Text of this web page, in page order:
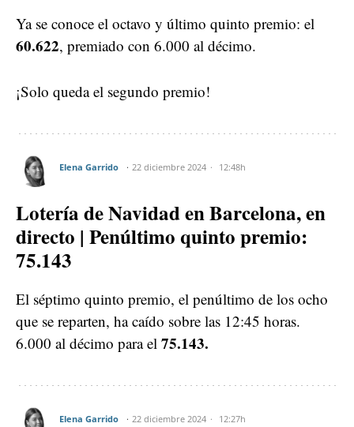
Ya se conoce el octavo y último quinto premio: el
60.622, premiado con 6.000 al décimo.
¡Solo queda el segundo premio!
Elena Garrido 22 diciembre 2024 12:48h
Lotería de Navidad en Barcelona, en
directo | Penúltimo quinto premio:
75.143
El séptimo quinto premio, el penúltimo de los ocho
que se reparten, ha caído sobre las 12:45 horas.
6.000 al décimo para el 75.143.
Elena Garrido 22 diciembre 2024 12:27h